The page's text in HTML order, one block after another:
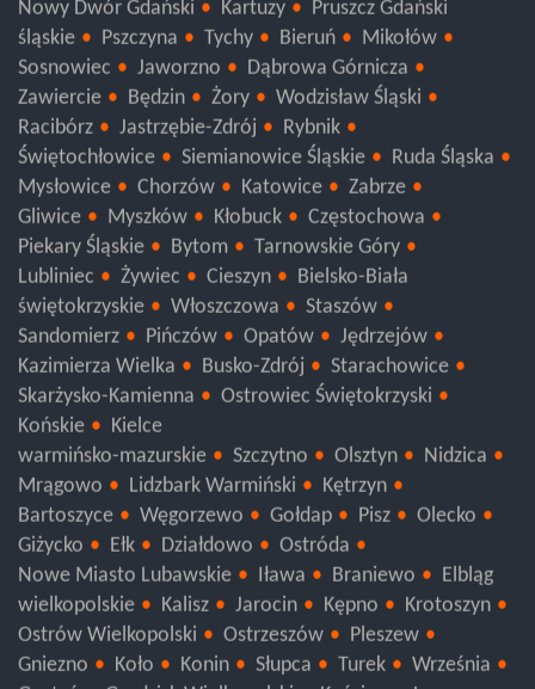
Nowy Dwór Gdański
Kartuzy
Pruszcz Gdański
śląskie
Pszczyna Tychy Bieruń
Mikołów
Sosnowiec
Jaworzno
Dąbrowa Górnicza
Zawiercie
Będzin Żory
Wodzisław Śląski
Racibórz
Jastrzębie-Zdrój
Rybnik
Świętochłowice
Siemianowice Śląskie
Ruda Śląska
Mysłowice
Chorzów Katowice
Zabrze
Gliwice
Myszków Kłobuck
Częstochowa
Piekary Śląskie
Bytom
Tarnowskie Góry
Lubliniec
Żywiec Cieszyn
Bielsko-Biała
świętokrzyskie
Włoszczowa
Staszów
Sandomierz
Pińczów Opatów
Jędrzejów
Kazimierza Wielka
Busko-Zdrój
Starachowice
Skarżysko-Kamienna
Ostrowiec Świętokrzyski
Końskie
Kielce
warmińsko-mazurskie
Szczytno Olsztyn
Nidzica
Mrągowo
Lidzbark Warmiński
Kętrzyn
Bartoszyce
Węgorzewo Gołdap Pisz
Olecko
Giżycko
Ełk Działdowo
Ostróda
Nowe Miasto Lubawskie
Iława Braniewo
Elbląg
wielkopolskie
Kalisz Jarocin Kępno
Krotoszyn
Ostrów Wielkopolski
Ostrzeszów
Pleszew
Gniezno
Koło Konin Słupca Turek
Września